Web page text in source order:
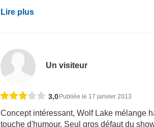
Lire plus
Un visiteur
3,0 Publiée le 17 janvier 2013
Concept intéressant, Wolf Lake mélange
touche d'humour. Seul gros défaut du